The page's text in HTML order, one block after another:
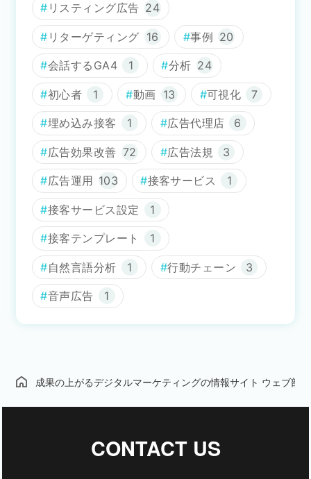
リスティング広告 24
リターゲティング 16 事例 20
会話するGA4 1 分析 24
初心者 1 動画 13 可視化 7
埋め込み接客 1 広告代理店 6
広告効果改善 72 広告法規 3
広告運用 103 接客サービス 1
接客サービス設定 1
接客テンプレート 1
自然言語分析 1 行動チェーン 3
音声広告 1
成果の上がるデジタルマーケティングの情報サイト ウェブ部
CONTACT US